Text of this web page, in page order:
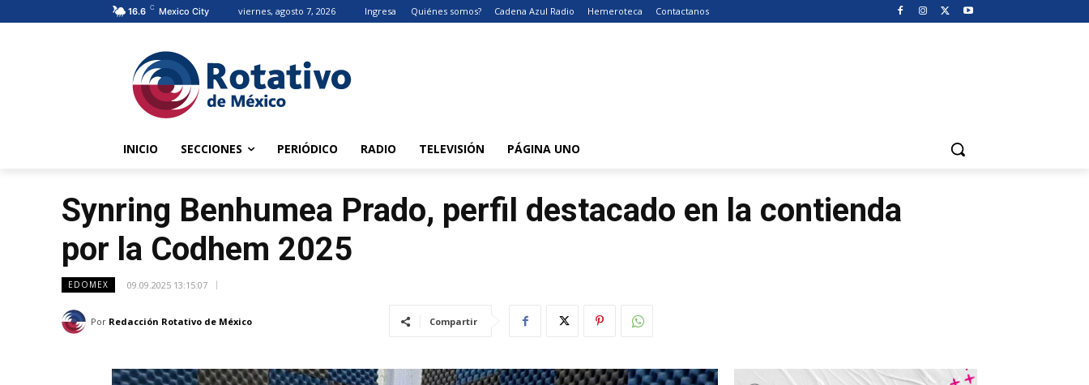
16.6 C Mexico City viernes, agosto 7, 2026 Ingresa Quiénes somos? Cadena Azul Radio Hemeroteca Contactanos
INICIO SECCIONES PERIÓDICO RADIO TELEVISIÓN PÁGINA UNO
Synring Benhumea Prado, perfil destacado en la contienda
por la Codhem 2025
EDOMEX 09.09.2025 13:15:07
Por Redacción Rotativo de México Compartir